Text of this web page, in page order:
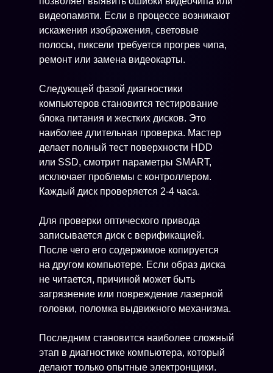
видеопамяти. Если в процессе возникают
искажения изображения, световые
полосы, пиксели требуется прогрев чипа,
ремонт или замена видеокарты.
Следующей фазой диагностики
компьютеров становится тестирование
блока питания и жестких дисков. Это
наиболее длительная проверка. Мастер
делает полный тест поверхности HDD
или SSD, смотрит параметры SMART,
исключает проблемы с контроллером.
Каждый диск проверяется 2-4 часа.
Для проверки оптического привода
записывается диск с верификацией.
После чего его содержимое копируется
на другом компьютере. Если образ диска
не читается, причиной может быть
загрязнение или повреждение лазерной
головки, поломка выдвижного механизма.
Последним становится наиболее сложный
этап в диагностике компьютера, который
делают только опытные электронщики.